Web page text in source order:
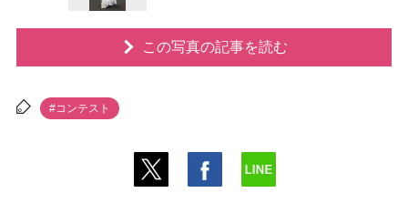
この写真の記事を読む
#コンテスト